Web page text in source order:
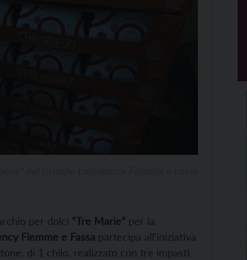
per dolci “Tre Marie” per la
Fiemme e Fassa partecipa all’iniziativa
di 1 chilo, realizzato con tre impasti